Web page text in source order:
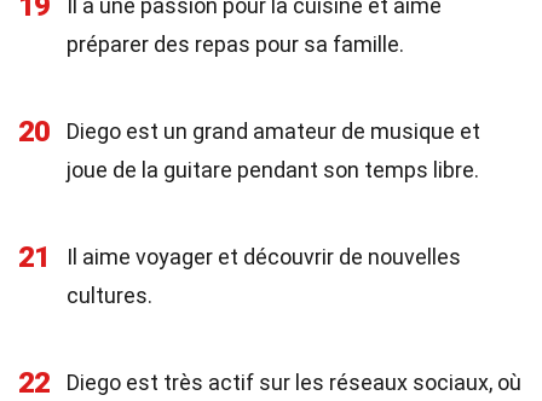
Il a une passion pour la cuisine et aime
préparer des repas pour sa famille.
20
Diego est un grand amateur de musique et
joue de la guitare pendant son temps libre.
21
Il aime voyager et découvrir de nouvelles
cultures.
22
Diego est très actif sur les réseaux sociaux, où